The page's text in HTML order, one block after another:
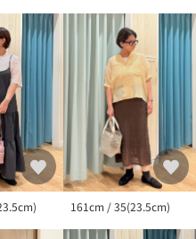
泥などの汚れを事前に水洗い
確認し、取り除いてくださ
機で常温水に中性洗剤を加え
一緒
161cm / 35(23.5cm)